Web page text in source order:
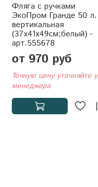
Фляга с ручками
ЭкоПром Гранде 50 л.
вертикальная
(37x41x49см;белый) -
арт.555678
от 970 руб
Точную цену уточняйте у
менеджера